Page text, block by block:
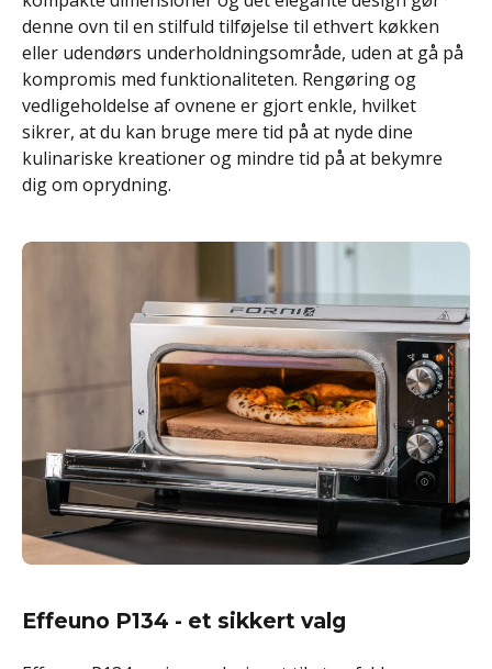
denne ovn til en stilfuld tilføjelse til ethvert køkken
eller udendørs underholdningsområde, uden at gå på
kompromis med funktionaliteten. Rengøring og
vedligeholdelse af ovnene er gjort enkle, hvilket
sikrer, at du kan bruge mere tid på at nyde dine
kulinariske kreationer og mindre tid på at bekymre
dig om oprydning.
Effeuno P134 - et sikkert valg